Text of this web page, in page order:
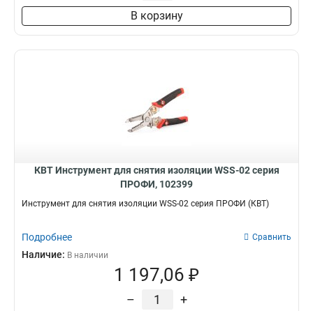
В корзину
КВТ Инструмент для снятия изоляции WSS-02 серия
ПРОФИ, 102399
Инструмент для снятия изоляции WSS-02 серия ПРОФИ (КВТ)
Подробнее Сравнить
Наличие: В наличии
1 197,06 ₽
– +